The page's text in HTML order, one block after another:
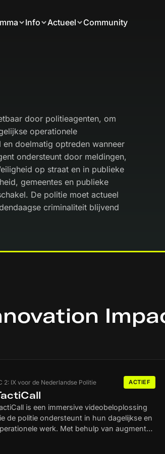
Info Actueel Community
door politieagenten, om
operationele
en doelmatig optreden wanneer
ondersteunt door meldingen,
op straat en in publieke
gemeentes en publieke
De politie moet actueel
criminaliteit blijvend
2: IX voor de Nederlandse Politie ACTIEF
is een immersive videobeloplossing
de politie ondersteunt in hun dagelijkse en
werk. Met behulp van augmented